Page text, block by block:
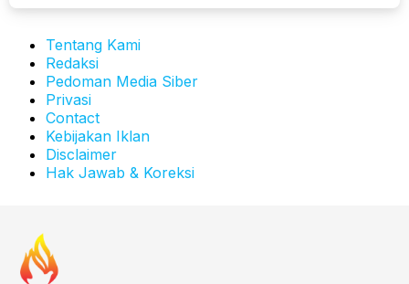
Tentang Kami
Redaksi
Pedoman Media Siber
Privasi
Contact
Kebijakan Iklan
Disclaimer
Hak Jawab & Koreksi